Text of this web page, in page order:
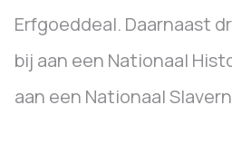
Erfgoeddeal. Daarnaast
bij aan een Nationaal
aan een Nationaal